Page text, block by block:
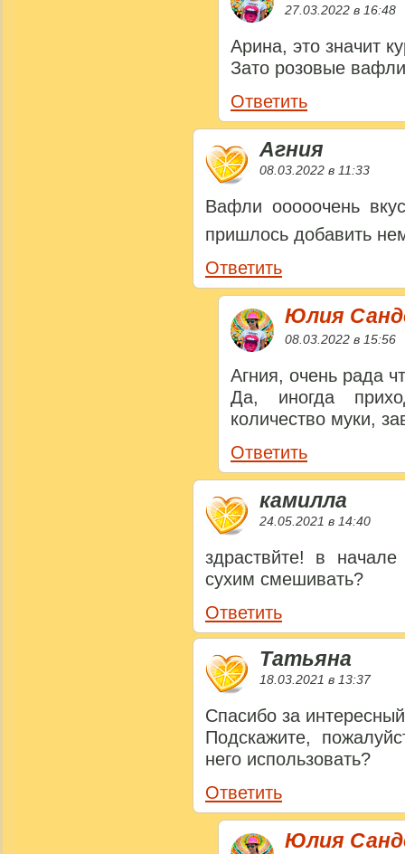
27.03.2022 в 16:48
Арина, это значит
Зато розовые
Ответить
Агния
08.03.2022 в 11:33
Вафли ооооочень
пришлось добавить
Ответить
Юлия
08.03.2022 в 15:56
Агния, очень рада
Да, иногда
количество муки,
Ответить
камилла
24.05.2021 в 14:40
здраствйте! в
сухим смешивать?
Ответить
Татьяна
18.03.2021 в 13:37
Спасибо за
Подскажите,
него использовать?
Ответить
Юлия